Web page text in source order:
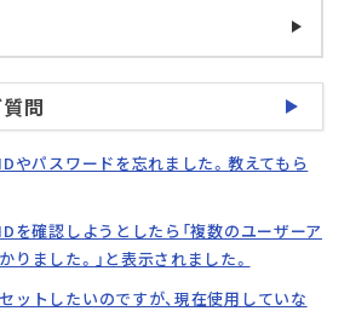
問
やパスワードを忘れました。教えてもら
を確認しようとしたら「複数のユーザーア
りました。」と表示されました。
ットしたいのですが、現在使用していな